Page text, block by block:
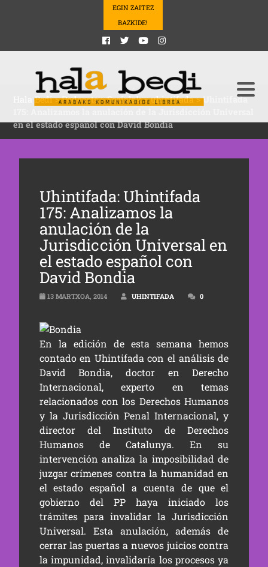
EGIN ZAITEZ
BAZKIDE!
Hala Bedi>Podcasts>Sozialak>uhintifada>Uhintifada
en el estado español con David Bondia
Uhintifada: Uhintifada
175: Analizamos la
anulación de la
Jurisdicción Universal en
el estado español con
David Bondia
13 MARTXOA, 2014 UHINTIFADA 0
En la edición de esta semana hemos
contado en Uhintifada con el análisis de
David Bondia, doctor en Derecho
Internacional, experto en temas
relacionados con los Derechos Humanos
y la Jurisdicción Penal Internacional, y
director del Instituto de Derechos
Humanos de Catalunya. En su
intervención analiza la imposibilidad de
juzgar crímenes contra la humanidad en
el estado español a cuenta de que el
gobierno del PP haya iniciado los
trámites para invalidar la Jurisdicción
Universal. Esta anulación, además de
cerrar las puertas a nuevos juicios contra
la impunidad, invalidaría los procesos ya